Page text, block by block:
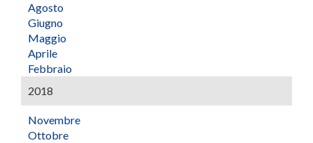
Agosto
Giugno
Maggio
Aprile
Febbraio
2018
Novembre
Ottobre